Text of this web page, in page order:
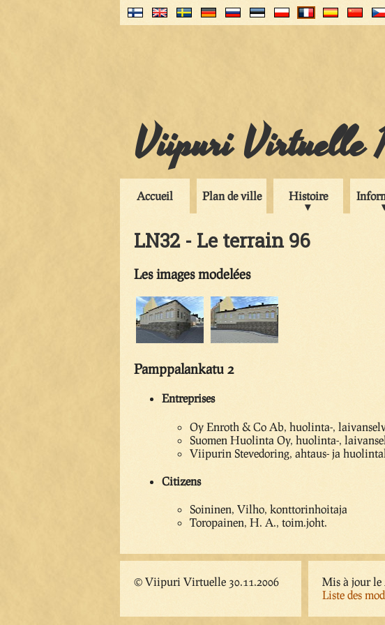
Viipuri Virtuelle
Accueil Plan de ville Histoire
LN32 - Le terrain 96
Les images modelées
Pamppalankatu 2
Entreprises
Oy Enroth & Co Ab, huolinta-,
Suomen Huolinta Oy, huolinta-,
Viipurin Stevedoring, ahtaus- ja
Citizens
Soininen, Vilho, konttorinhoitaja
Toropainen, H. A., toim.joht.
© Viipuri Virtuelle 30.11.2006
Mis à jour le
Liste des